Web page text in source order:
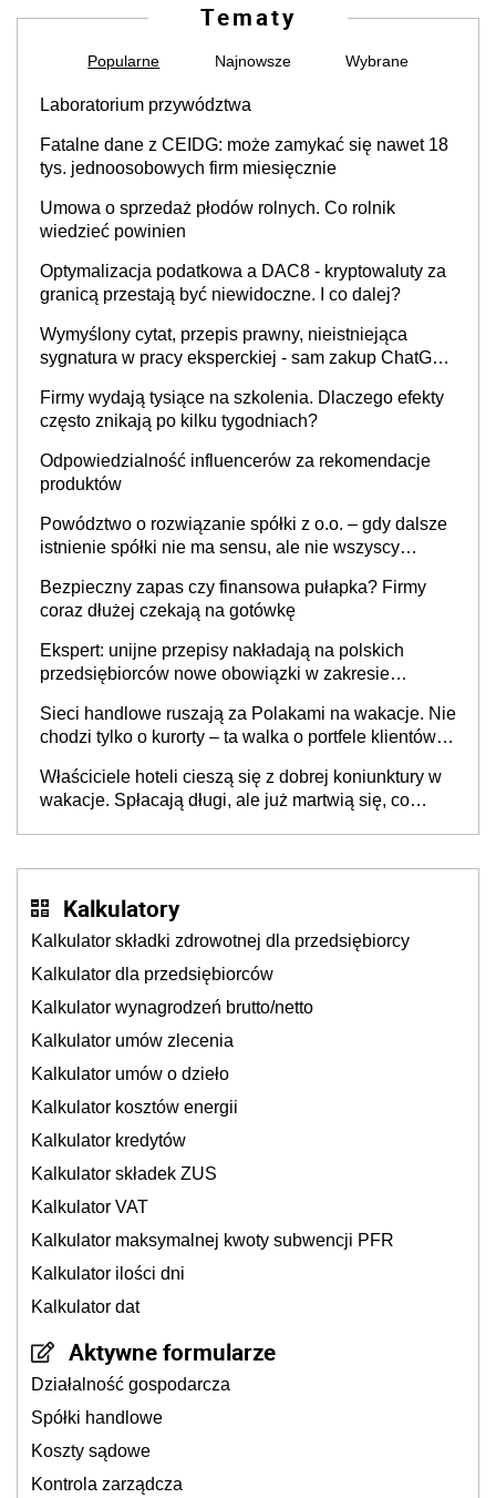
Tematy
Popularne Najnowsze Wybrane
Laboratorium przywództwa
Fatalne dane z CEIDG: może zamykać się nawet 18
tys. jednoosobowych firm miesięcznie
Umowa o sprzedaż płodów rolnych. Co rolnik
wiedzieć powinien
Optymalizacja podatkowa a DAC8 - kryptowaluty za
granicą przestają być niewidoczne. I co dalej?
Wymyślony cytat, przepis prawny, nieistniejąca
sygnatura w pracy eksperckiej - sam zakup ChatGPT
Firmy wydają tysiące na szkolenia. Dlaczego efekty
często znikają po kilku tygodniach?
Odpowiedzialność influencerów za rekomendacje
produktów
Powództwo o rozwiązanie spółki z o.o. – gdy dalsze
istnienie spółki nie ma sensu, ale nie wszyscy
Bezpieczny zapas czy finansowa pułapka? Firmy
coraz dłużej czekają na gotówkę
Ekspert: unijne przepisy nakładają na polskich
przedsiębiorców nowe obowiązki w zakresie
Sieci handlowe ruszają za Polakami na wakacje. Nie
chodzi tylko o kurorty – ta walka o portfele klientów
cichu
Właściciele hoteli cieszą się z dobrej koniunktury w
wakacje. Spłacają długi, ale już martwią się, co
Kalkulatory
Kalkulator składki zdrowotnej dla przedsiębiorcy
Kalkulator dla przedsiębiorców
Kalkulator wynagrodzeń brutto/netto
Kalkulator umów zlecenia
Kalkulator umów o dzieło
Kalkulator kosztów energii
Kalkulator kredytów
Kalkulator składek ZUS
Kalkulator VAT
Kalkulator maksymalnej kwoty subwencji PFR
Kalkulator ilości dni
Kalkulator dat
Aktywne formularze
Działalność gospodarcza
Spółki handlowe
Koszty sądowe
Kontrola zarządcza